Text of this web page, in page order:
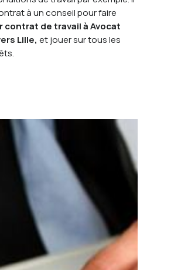
à un conseil pour faire
contrat de travail à Avocat
Lille, et jouer sur tous les